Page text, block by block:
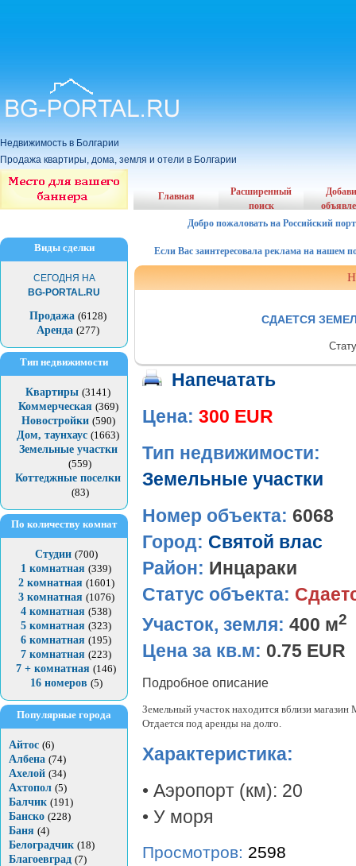
Недвижимость в Болгарии
Продажа квартиры, дома, земля и отели в Болгарии
Виды сделки
СЕГОДНЯ НА
BG-PORTAL.RU
Продажа (6128)
Аренда (277)
Тип недвижимости
Квартиры (3141)
Коммерческая (369)
Новостройки (590)
Дом, таунхаус (1663)
Земельные участки
(559)
Коттеджные поселки
(83)
По количеству комнат
Студии (700)
1 комнатная (339)
2 комнатная (1601)
3 комнатная (1076)
4 комнатная (538)
5 комнатная (323)
6 комнатная (195)
7 комнатная (223)
7 + комнатная (146)
16 номеров (5)
Популярные города
Айтос (6)
Албена (74)
Ахелой (34)
Ахтопол (5)
Балчик (191)
Банско (228)
Баня (4)
Белоградчик (18)
Благоевград (7)
Главная
Расширенный
поиск
Добро пожаловать на Российский
Если Вас заинтересовала реклама на нашем
СДАЕТСЯ
Напечатать
Цена: 300 EUR
Тип недвижимости:
Земельные участки
Номер объекта: 6068
Город: Святой влас
Район: Инцараки
Статус объекта:
Участок, земля: 400 м2
Цена за кв.м: 0.75 EUR
Подробное описание
Земельный участок находится вблизи магазин
Отдается под аренды на долго.
Характеристика:
• Аэропорт (км): 20
• У моря
Просмотров: 2598